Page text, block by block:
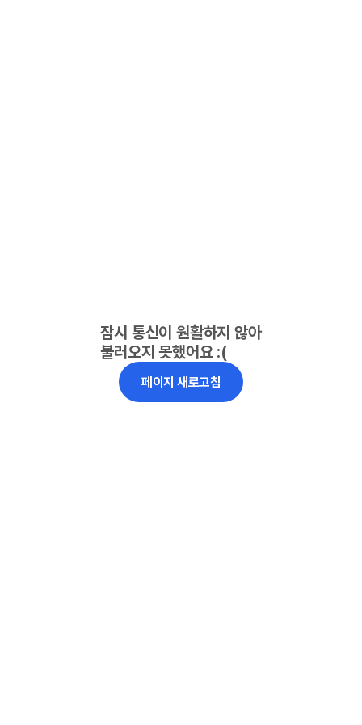
잠시 통신이 원활하지 않아
불러오지 못했어요 :(
페이지 새로고침